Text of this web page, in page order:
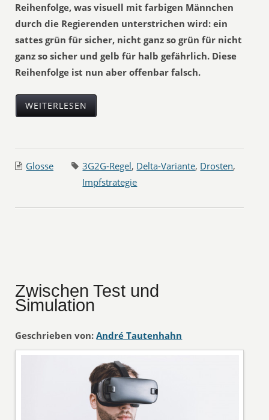
Reihenfolge, was visuell mit farbigen Männchen
durch die Regierenden unterstrichen wird: ein
sattes grün für sicher, nicht ganz so grün für nicht
ganz so sicher und gelb für halb gefährlich. Diese
Reihenfolge ist nun aber offenbar falsch.
WEITERLESEN
Glosse 3G2G-Regel, Delta-Variante, Drosten,
Impfstrategie
Zwischen Test und
Simulation
Geschrieben von: André Tautenhahn